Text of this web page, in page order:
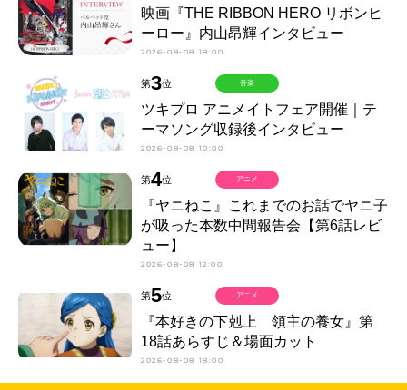
映画『THE RIBBON HERO リボンヒ
ーロー』内山昂輝インタビュー
2026-08-08 18:00
第3位
ツキプロ アニメイトフェア開催｜テ
ーマソング収録後インタビュー
2026-08-08 10:00
音楽
第4位
『ヤニねこ』これまでのお話でヤニ子
が吸った本数中間報告会【第6話レビ
ュー】
2026-08-08 12:00
アニメ
第5位
『本好きの下剋上 領主の養女』第
18話あらすじ＆場面カット
2026-08-08 18:00
アニメ